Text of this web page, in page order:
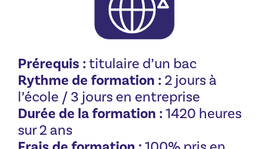
Prérequis :titulaire d’un bac
Rythme de formation : 2 jours à
l’école / 3 jours en entreprise
Durée de la formation :1420 heures
sur 2 ans